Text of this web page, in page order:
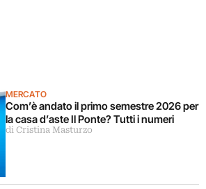
MERCATO
Com’è andato il primo semestre 2026 per
la casa d’aste Il Ponte? Tutti i numeri
di Cristina Masturzo